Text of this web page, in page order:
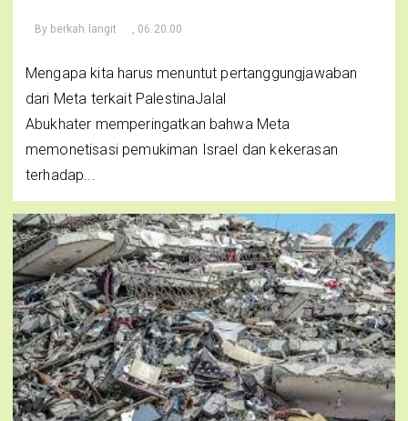
By berkah langit , 06.20.00
Mengapa kita harus menuntut pertanggungjawaban
dari Meta terkait PalestinaJalal
Abukhater memperingatkan bahwa Meta
memonetisasi pemukiman Israel dan kekerasan
terhadap...